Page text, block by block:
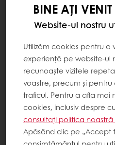
BINE AȚI
Website-ul nostru
Utilizăm cookies pentru
experiență pe website-ul
recunoaște vizitele
voastre, precum și pentru
traficul. Pentru a afla mai
cookies, inclusiv despre
consultați politica
Apăsând clic pe „Accept